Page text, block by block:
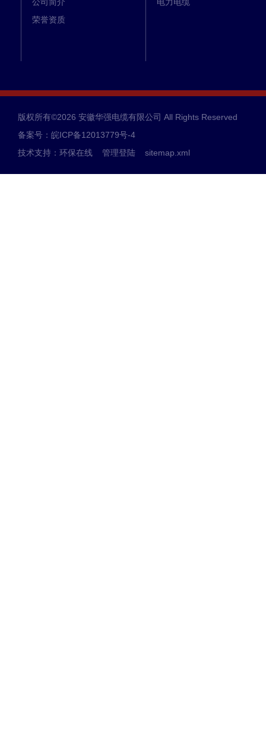
荣誉资质
版权所有©2026 安徽华强电缆有限公司 All Rights Reserved
备案号：皖ICP备12013779号-4
技术支持： 环保在线 管理登陆 sitemap.xml